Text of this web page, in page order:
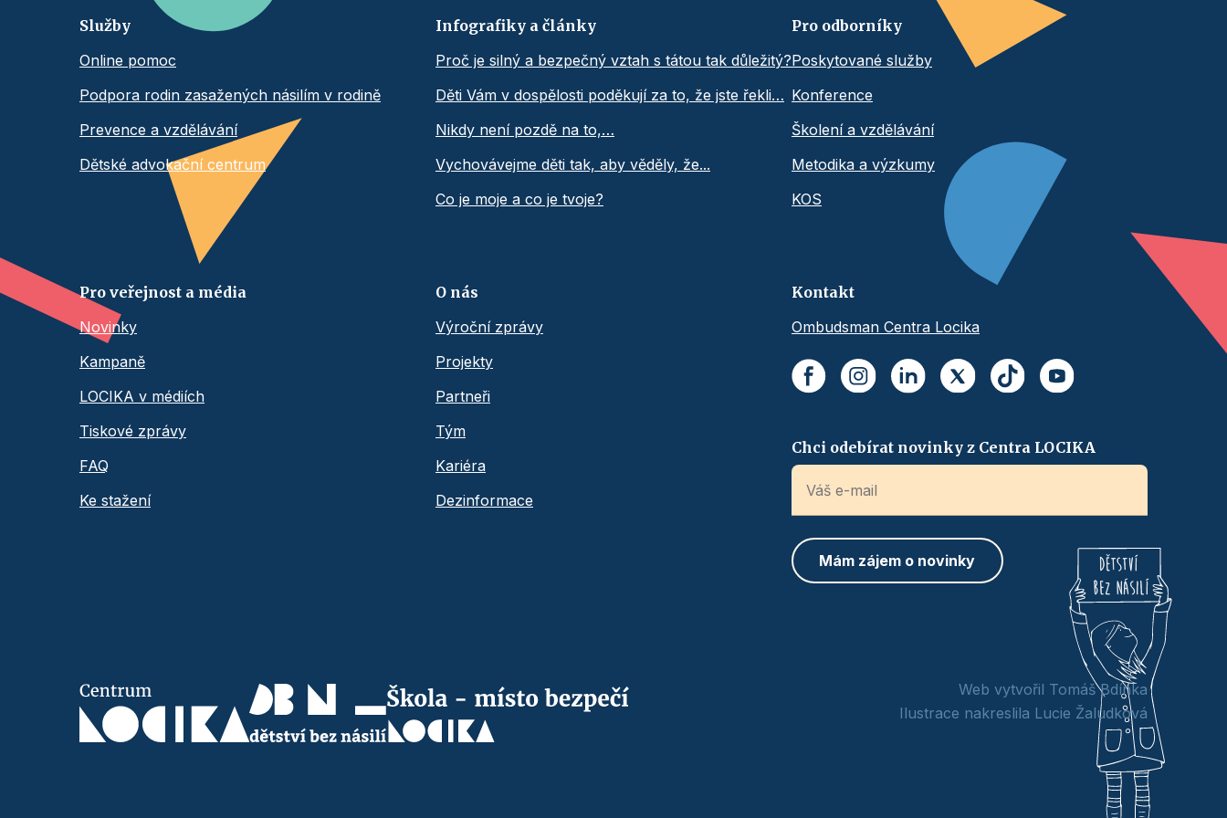
Služby
Online pomoc
Podpora rodin zasažených násilím v rodině
Prevence a vzdělávání
Dětské advokační centrum
Infografiky a články
Proč je silný a bezpečný vztah s tátou tak důležitý?
Děti Vám v dospělosti poděkují za to, že jste řekli…
Nikdy není pozdě na to,…
Vychovávejme děti tak, aby věděly, že...
Co je moje a co je tvoje?
Pro odborníky
Poskytované služby
Konference
Školení a vzdělávání
Metodika a výzkumy
KOS
Pro veřejnost a média
Novinky
Kampaně
LOCIKA v médiích
Tiskové zprávy
FAQ
Ke stažení
O nás
Výroční zprávy
Projekty
Partneři
Tým
Kariéra
Dezinformace
Kontakt
Ombudsman Centra Locika
Chci odebírat novinky z Centra LOCIKA
Web vytvořil Tomáš Bdínka
Ilustrace nakreslila Lucie Žaludková